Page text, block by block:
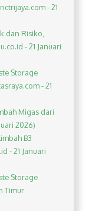
- 21
dan Risiko,
- 21 Januari
Storage
- 21
Migas dari
2026)
B3
- 21 Januari
Storage
Timur